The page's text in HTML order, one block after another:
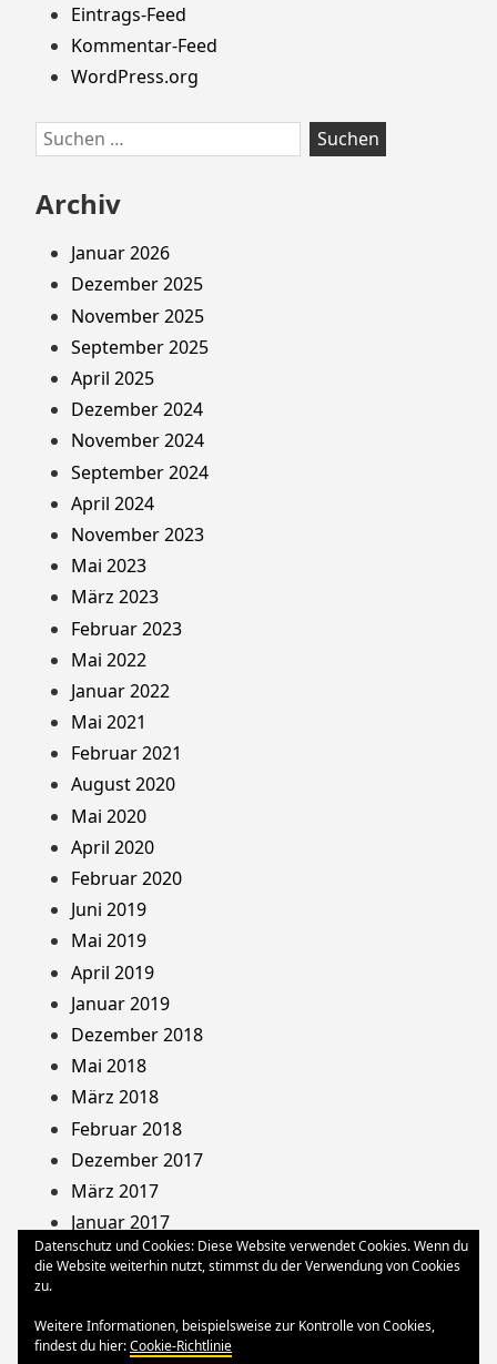
Eintrags-Feed
Kommentar-Feed
WordPress.org
Suchen
nach:
Archiv
Januar 2026
Dezember 2025
November 2025
September 2025
April 2025
Dezember 2024
November 2024
September 2024
April 2024
November 2023
Mai 2023
März 2023
Februar 2023
Mai 2022
Januar 2022
Mai 2021
Februar 2021
August 2020
Mai 2020
April 2020
Februar 2020
Juni 2019
Mai 2019
April 2019
Januar 2019
Dezember 2018
Mai 2018
März 2018
Februar 2018
Dezember 2017
März 2017
Januar 2017
August 2013
Oktober 2012
März 2012
Datenschutz und Cookies: Diese Website verwendet Cookies. Wenn du
die Website weiterhin nutzt, stimmst du der Verwendung von Cookies
zu.
Weitere Informationen, beispielsweise zur Kontrolle von Cookies,
findest du hier:Cookie-Richtlinie